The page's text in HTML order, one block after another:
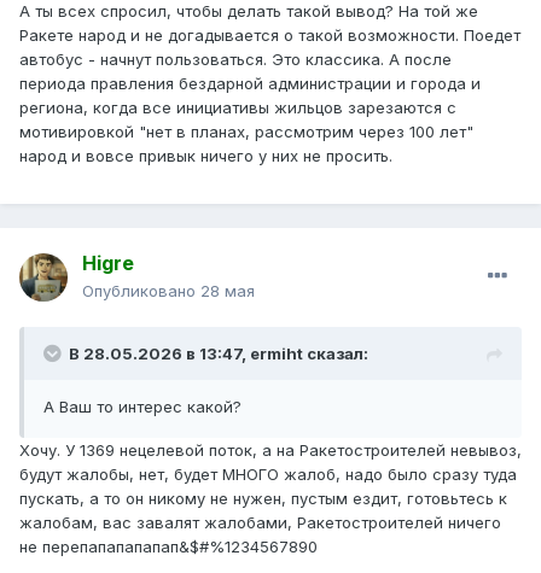
А ты всех спросил, чтобы делать такой вывод? На той же
Ракете народ и не догадывается о такой возможности. Поедет
автобус - начнут пользоваться. Это классика. А после
периода правления бездарной администрации и города и
региона, когда все инициативы жильцов зарезаются с
мотивировкой "нет в планах, рассмотрим через 100 лет"
народ и вовсе привык ничего у них не просить.
Higre
Опубликовано 28 мая
В 28.05.2026 в 13:47, ermiht сказал:
А Ваш то интерес какой?
Хочу. У 1369 нецелевой поток, а на Ракетостроителей невывоз,
будут жалобы, нет, будет МНОГО жалоб, надо было сразу туда
пускать, а то он никому не нужен, пустым ездит, готовьтесь к
жалобам, вас завалят жалобами, Ракетостроителей ничего
не перепапапапапап&$#%1234567890